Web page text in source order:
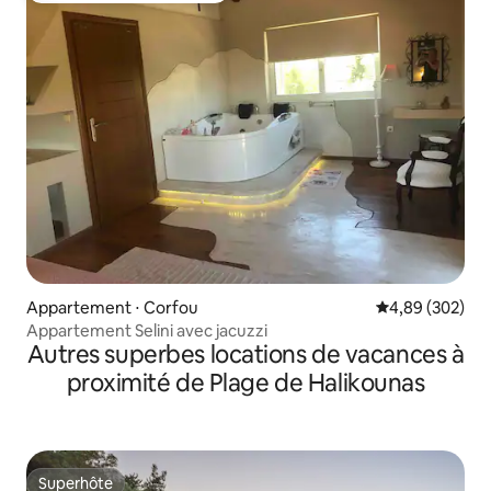
Appartement ⋅ Corfou Évaluation
4,89 (302)
Appartement Selini avec jacuzzi
Autres superbes locations de vacances à
proximité de Plage de Halikounas
Superhôte